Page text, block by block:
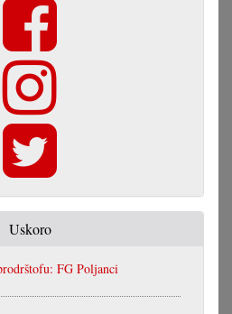
Uskoro
FG Poljanci